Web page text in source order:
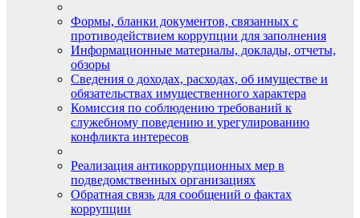
Формы, бланки документов, связанных с
противодействием коррупции для заполнения
Информационные материалы, доклады, отчеты,
обзоры
Сведения о доходах, расходах, об имуществе и
обязательствах имущественного характера
Комиссия по соблюдению требований к
служебному поведению и урегулированию
конфликта интересов
Реализация антикоррупционных мер в
подведомственных организациях
Обратная связь для сообщений о фактах
коррупции